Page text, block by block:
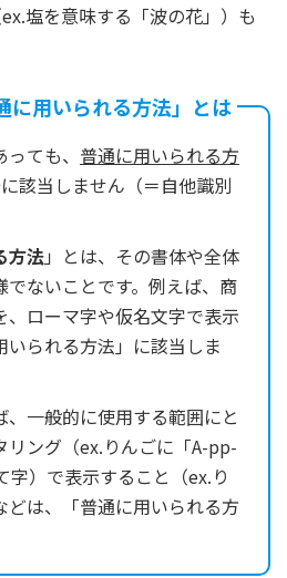
ex.塩を意味する「波の花」）も
に用いられる方法」とは
ても、 普通に用いられる方
該当しません（＝自他識別
方法」とは、その書体や全体
ないことです。例えば、商
、ローマ字や仮名文字で表示
られる方法」に該当しま
一般的に使用する範囲にと
リング（ex.りんごに「A-pp-
字）で表示すること（ex.り
どは、「普通に用いられる方